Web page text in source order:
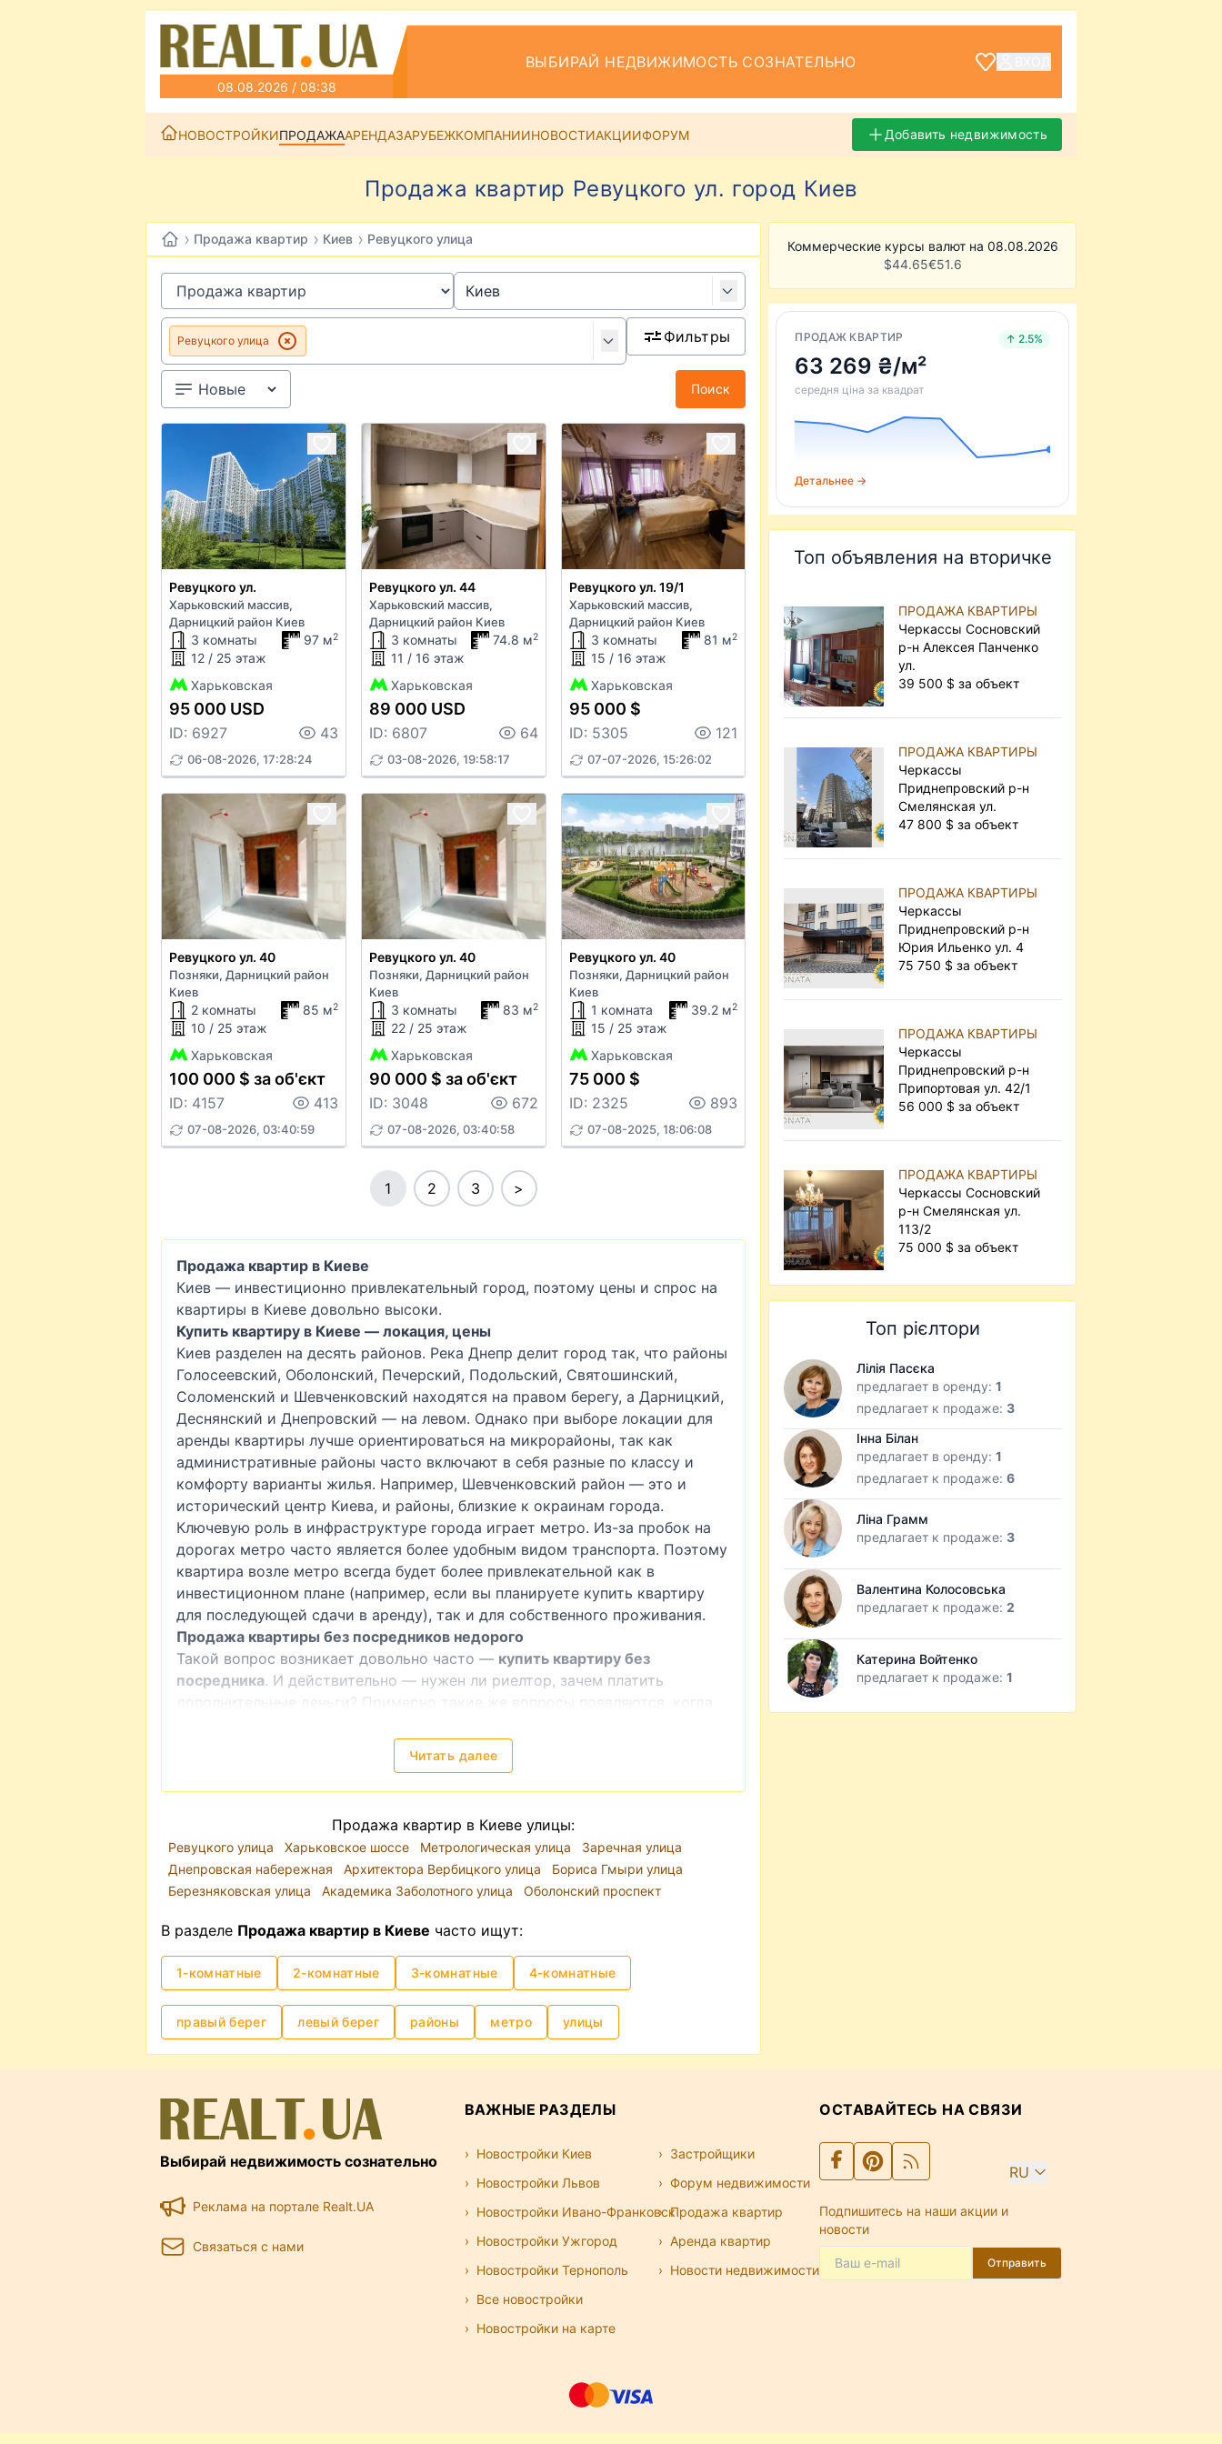
08.08.2026 / 08:38
ВЫБИРАЙ НЕДВИЖИМОСТЬ СОЗНАТЕЛЬНО
НОВОСТРОЙКИПРОДАЖААРЕНДАЗАРУБЕЖКОМПАНИИНОВОСТИАКЦИИФОРУМ Добавить недвижимость
Продажа квартир Ревуцкого ул. город Киев
› Продажа квартир › Киев › Ревуцкого улица
Ревуцкого улица Фильтры
Поиск
Ревуцкого ул.
Харьковский массив,
Дарницкий район Киев
3 комнаты 97 м2
12 / 25 этаж
Харьковская
95 000 USD
ID: 6927 43
06-08-2026, 17:28:24
Ревуцкого ул. 44
Харьковский массив,
Дарницкий район Киев
3 комнаты 74.8 м2
11 / 16 этаж
Харьковская
89 000 USD
ID: 6807 64
03-08-2026, 19:58:17
Ревуцкого ул. 19/1
Харьковский массив,
Дарницкий район Киев
3 комнаты 81 м2
15 / 16 этаж
Харьковская
95 000 $
ID: 5305 121
07-07-2026, 15:26:02
Ревуцкого ул. 40
Позняки, Дарницкий район
Киев
2 комнаты 85 м2
10 / 25 этаж
Харьковская
100 000 $ за об'єкт
ID: 4157 413
07-08-2026, 03:40:59
Ревуцкого ул. 40
Позняки, Дарницкий район
Киев
3 комнаты 83 м2
22 / 25 этаж
Харьковская
90 000 $ за об'єкт
ID: 3048 672
07-08-2026, 03:40:58
Ревуцкого ул. 40
Позняки, Дарницкий район
Киев
1 комната 39.2 м2
15 / 25 этаж
Харьковская
75 000 $
ID: 2325 893
07-08-2025, 18:06:08
1 2 3 >
Продажа квартир в Киеве
Киев — инвестиционно привлекательный город, поэтому цены и спрос на
квартиры в Киеве довольно высоки.
Купить квартиру в Киеве — локация, цены
Киев разделен на десять районов. Река Днепр делит город так, что районы
Голосеевский, Оболонский, Печерский, Подольский, Святошинский,
Соломенский и Шевченковский находятся на правом берегу, а Дарницкий,
Деснянский и Днепровский — на левом. Однако при выборе локации для
аренды квартиры лучше ориентироваться на микрорайоны, так как
административные районы часто включают в себя разные по классу и
комфорту варианты жилья. Например, Шевченковский район — это и
исторический центр Киева, и районы, близкие к окраинам города.
Ключевую роль в инфраструктуре города играет метро. Из-за пробок на
дорогах метро часто является более удобным видом транспорта. Поэтому
квартира возле метро всегда будет более привлекательной как в
инвестиционном плане (например, если вы планируете купить квартиру
для последующей сдачи в аренду), так и для собственного проживания.
Продажа квартиры без посредников недорого
Такой вопрос возникает довольно часто — купить квартиру без
посредника. И действительно — нужен ли риелтор, зачем платить
дополнительные деньги? Примерно такие же вопросы появляются, когда
найти квартиру, которая подходит вам по всем критериям и которую
предлагает владелец, проверить, в порядке ли все документы на квартиру,
согласовать все нюансы с владельцем и нотариусом и провести сделку.
Читать далее
Продажа квартир в Киеве улицы:
Ревуцкого улица Харьковское шоссе Метрологическая улица
Заречная улица
Днепровская набережная
Архитектора Вербицкого улица
Бориса Гмыри улица
Березняковская улица
Академика Заболотного улица Оболонский проспект
В разделе Продажа квартир в Киеве часто ищут:
1-комнатные 2-комнатные 3-комнатные 4-комнатные
правый берег левый берег районы метро улицы
Коммерческие курсы валют на 08.08.2026
$44.65€51.6
ПРОДАЖ КВАРТИР ↑ 2.5%
63 269 ₴/м²
середня ціна за квадрат
Детальнее →
Топ объявления на вторичке
ПРОДАЖА КВАРТИРЫ
Черкассы Сосновский
р-н Алексея Панченко
ул.
39 500 $ за объект
ПРОДАЖА КВАРТИРЫ
Черкассы
Приднепровский р-н
Смелянская ул.
47 800 $ за объект
ПРОДАЖА КВАРТИРЫ
Черкассы
Приднепровский р-н
Юрия Ильенко ул. 4
75 750 $ за объект
ПРОДАЖА КВАРТИРЫ
Черкассы
Приднепровский р-н
Припортовая ул. 42/1
56 000 $ за объект
ПРОДАЖА КВАРТИРЫ
Черкассы Сосновский
р-н Смелянская ул.
113/2
75 000 $ за объект
Топ рієлтори
Лілія Пасєка
предлагает в оренду:1
предлагает к продаже: 3
Інна Білан
предлагает в оренду:1
предлагает к продаже:6
Ліна Грамм
предлагает к продаже: 3
Валентина Колосовська
предлагает к продаже:2
Катерина Войтенко
предлагает к продаже:1
Выбирай недвижимость сознательно
Реклама на портале Realt.UA
Связаться с нами
ВАЖНЫЕ РАЗДЕЛЫ
Новостройки Киев
Новостройки Львов
Новостройки Ивано-Франковск
Новостройки Ужгород
Новостройки Тернополь
Все новостройки
Новостройки на карте
Застройщики
Форум недвижимости
Продажа квартир
Аренда квартир
Новости недвижимости
ОСТАВАЙТЕСЬ НА СВЯЗИ
RU
Подпишитесь на наши акции и
новости
Отправить